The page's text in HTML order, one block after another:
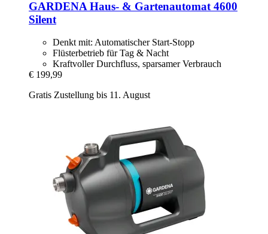
GARDENA Haus-​ & Gartenautomat 4600
Silent
Denkt mit: Automatischer Start-Stopp
Flüsterbetrieb für Tag & Nacht
Kraftvoller Durchfluss, sparsamer Verbrauch
€ 199,99
Gratis Zustellung bis 11. August